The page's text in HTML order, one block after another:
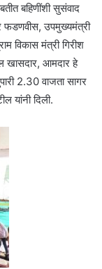
बहिणींशी सुसंवाद
फडणवीस, उपमुख्यमंत्री
विकास मंत्री गिरीश
खासदार, आमदार हे
2.30 वाजता सागर
यांनी दिली.